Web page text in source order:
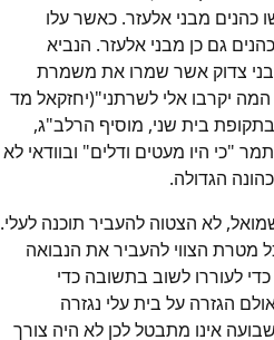
מבני אלעזר. כאשר עלו
גם כן מבני אלעזר. הנביא
בני צדוק אשר שמרו את משמרת
יקרבו אלי לשרתני"(יחזקאל מד
בית שני, מוסיף הרלב"ג,
"כי היו מעטים ודלים" ובוודאי לא
הגדולה.
לא הצטוה להעביר תוכנה לעלי.
הצווי להעביר את הנבואה
לעוררו לשוב בתשובה כדי
הגזרה על בית עלי נגזרה
אינו מתבטל לכן לא היה צורך